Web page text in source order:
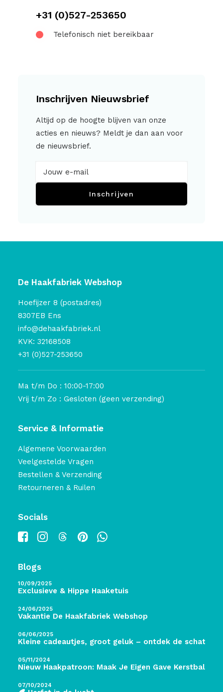
+31 (0)527-253650
Telefonisch niet bereikbaar
Inschrijven Nieuwsbrief
Altijd op de hoogte blijven van onze
acties en nieuws? Meldt je dan aan voor
de nieuwsbrief.
Inschrijven
De Haakfabriek Webshop
Hoefijzer 8 (postadres)
8307EB Ens
info@dehaakfabriek.nl
KVK: 32168508
+31 (0)527-253650
Ma t/m Do : 10:00-17:00
Vrij t/m Zo : Gesloten (geen verzending)
Service & Informatie
Algemene Voorwaarden
Veelgestelde Vragen
Bestellen & Verzending
Retourneren & Ruilen
Socials
Blogs
10/09/2025
Exclusieve & Hippe Haaketuis
24/06/2025
Vakantie De Haakfabriek Webshop
06/06/2025
Kleine cadeautjes, groot geluk – ontdek de schatten
05/11/2024
Nieuw Haakpatroon: Maak Je Eigen Gave Kerstballen!
07/10/2024